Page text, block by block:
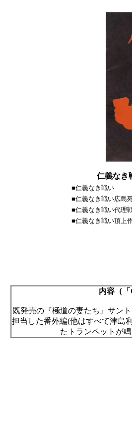
仁義なき
■仁義なき戦い
■仁義なき戦い広島
■仁義なき戦い代理
■仁義なき戦い頂上
ジョージ＜「
内容（
既発売の『極道の妻たち』サン
担当した番外編(他はすべて津島
たトランペットが